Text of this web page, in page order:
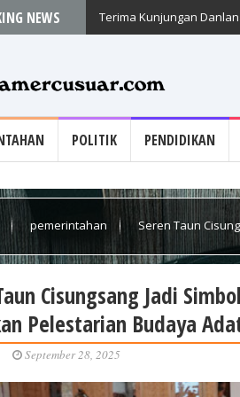
NEWS Terima Kunjungan
POLITIK PENDIDIKAN
pemerintahan Seren Taun
Cisungsang Jadi
Pelestarian Budaya
September 28, 2025